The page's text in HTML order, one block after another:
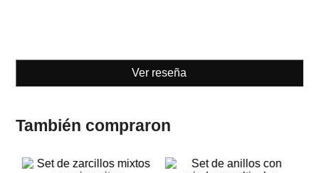
Ver reseña